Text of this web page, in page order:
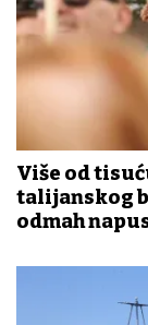
Više od
talijanskog
odmah